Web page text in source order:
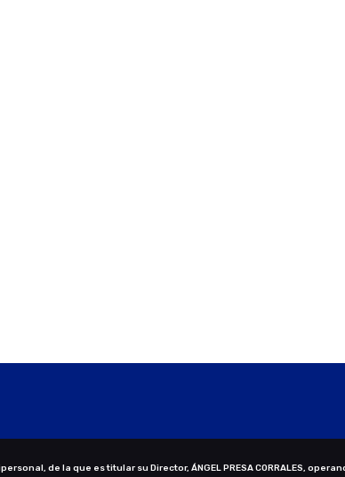
de la que es titular su Director, ÁNGEL PRESA CORRALES,